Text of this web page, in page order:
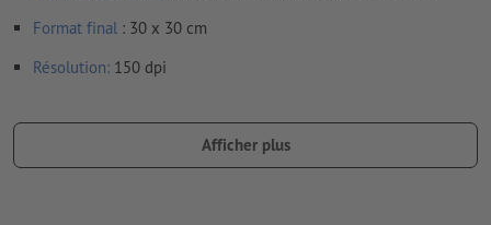
Format final : 30 x 30 cm
Résolution: 150 dpi
Les polices de caractèresdoivent être incorporées ou les textes
Afficher plus